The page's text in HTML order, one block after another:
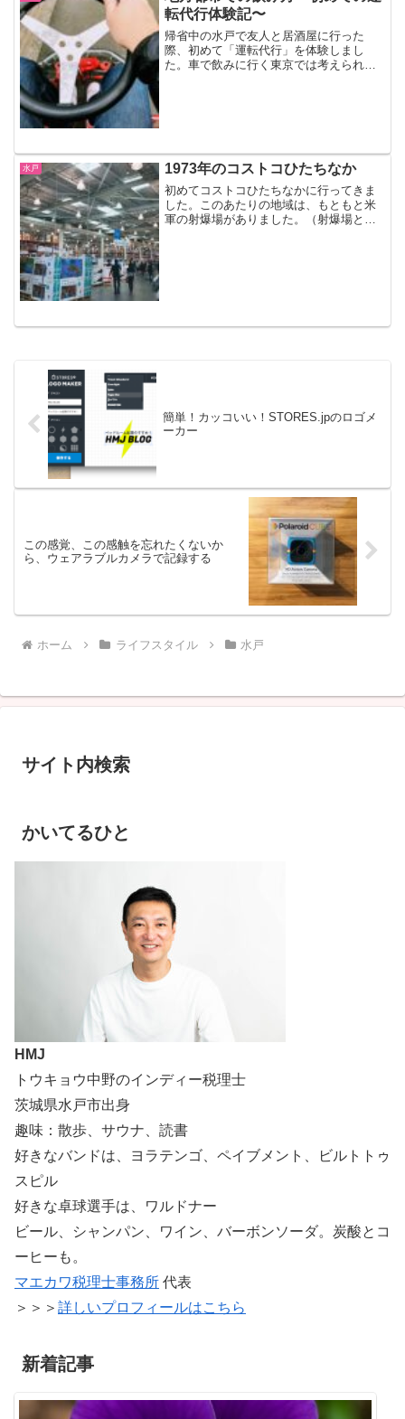
転代行体験記〜
帰省中の水戸で友人と居酒屋に行った
際、初めて「運転代行」を体験しまし
た。車で飲みに行く東京では考えられな
水戸 1973年のコストコひたちなか
初めてコストコひたちなかに行ってきま
した。このあたりの地域は、もともと米
軍の射爆場がありました。（射爆場と
簡単！カッコいい！STORES.jpのロゴメ
ーカー
この感覚、この感触を忘れたくないか
ら、ウェアラブルカメラで記録する
ホーム ライフスタイル 水戸
サイト内検索
かいてるひと
HMJ
トウキョウ中野のインディー税理士
茨城県水戸市出身
趣味：散歩、サウナ、読書
好きなバンドは、ヨラテンゴ、ペイブメント、ビルトトゥ
スピル
好きな卓球選手は、ワルドナー
ビール、シャンパン、ワイン、バーボンソーダ。炭酸とコ
ーヒーも。
マエカワ税理士事務所 代表
＞＞＞ 詳しいプロフィールはこちら
新着記事